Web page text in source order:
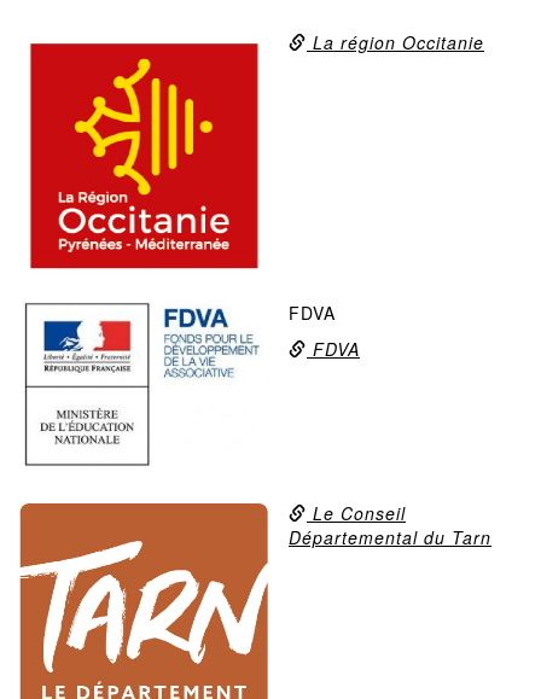
La région Occitanie
FDVA
FDVA
Le Conseil
Départemental du Tarn